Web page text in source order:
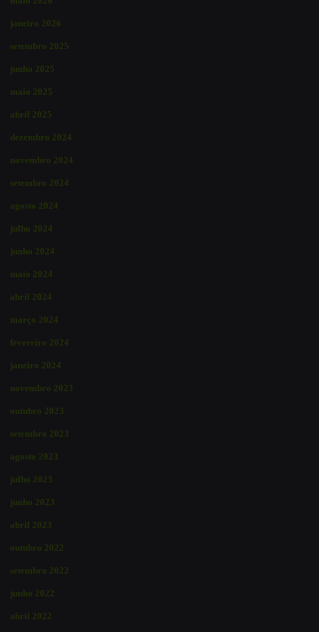
janeiro 2026
setembro 2025
junho 2025
maio 2025
abril 2025
dezembro 2024
novembro 2024
setembro 2024
agosto 2024
julho 2024
junho 2024
maio 2024
abril 2024
março 2024
fevereiro 2024
janeiro 2024
novembro 2023
outubro 2023
setembro 2023
agosto 2023
julho 2023
junho 2023
abril 2023
outubro 2022
setembro 2022
junho 2022
abril 2022